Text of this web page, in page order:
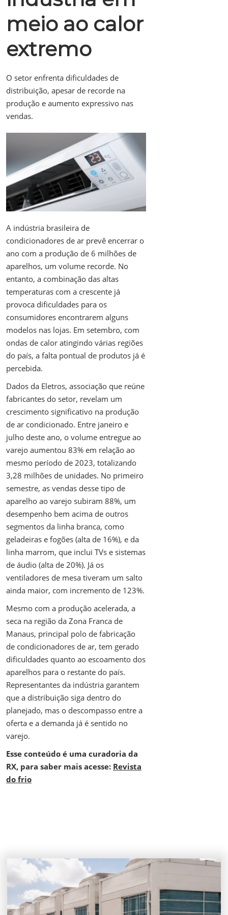
meio ao calor
extremo
O setor enfrenta dificuldades de
distribuição, apesar de recorde na
produção e aumento expressivo nas
vendas.
A indústria brasileira de
condicionadores de ar prevê encerrar o
ano com a produção de 6 milhões de
aparelhos, um volume recorde. No
entanto, a combinação das altas
temperaturas com a crescente já
provoca dificuldades para os
consumidores encontrarem alguns
modelos nas lojas. Em setembro, com
ondas de calor atingindo várias regiões
do país, a falta pontual de produtos já é
percebida.
Dados da Eletros, associação que reúne
fabricantes do setor, revelam um
crescimento significativo na produção
de ar condicionado. Entre janeiro e
julho deste ano, o volume entregue ao
varejo aumentou 83% em relação ao
mesmo período de 2023, totalizando
3,28 milhões de unidades. No primeiro
semestre, as vendas desse tipo de
aparelho ao varejo subiram 88%, um
desempenho bem acima de outros
segmentos da linha branca, como
geladeiras e fogões (alta de 16%), e da
linha marrom, que inclui TVs e sistemas
de áudio (alta de 20%). Já os
ventiladores de mesa tiveram um salto
ainda maior, com incremento de 123%.
Mesmo com a produção acelerada, a
seca na região da Zona Franca de
Manaus, principal polo de fabricação
de condicionadores de ar, tem gerado
dificuldades quanto ao escoamento dos
aparelhos para o restante do país.
Representantes da indústria garantem
que a distribuição siga dentro do
planejado, mas o descompasso entre a
oferta e a demanda já é sentido no
varejo.
Esse conteúdo é uma curadoria da
RX, para saber mais acesse: Revista
do frio